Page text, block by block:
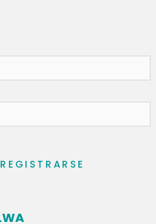
REGISTRARSE